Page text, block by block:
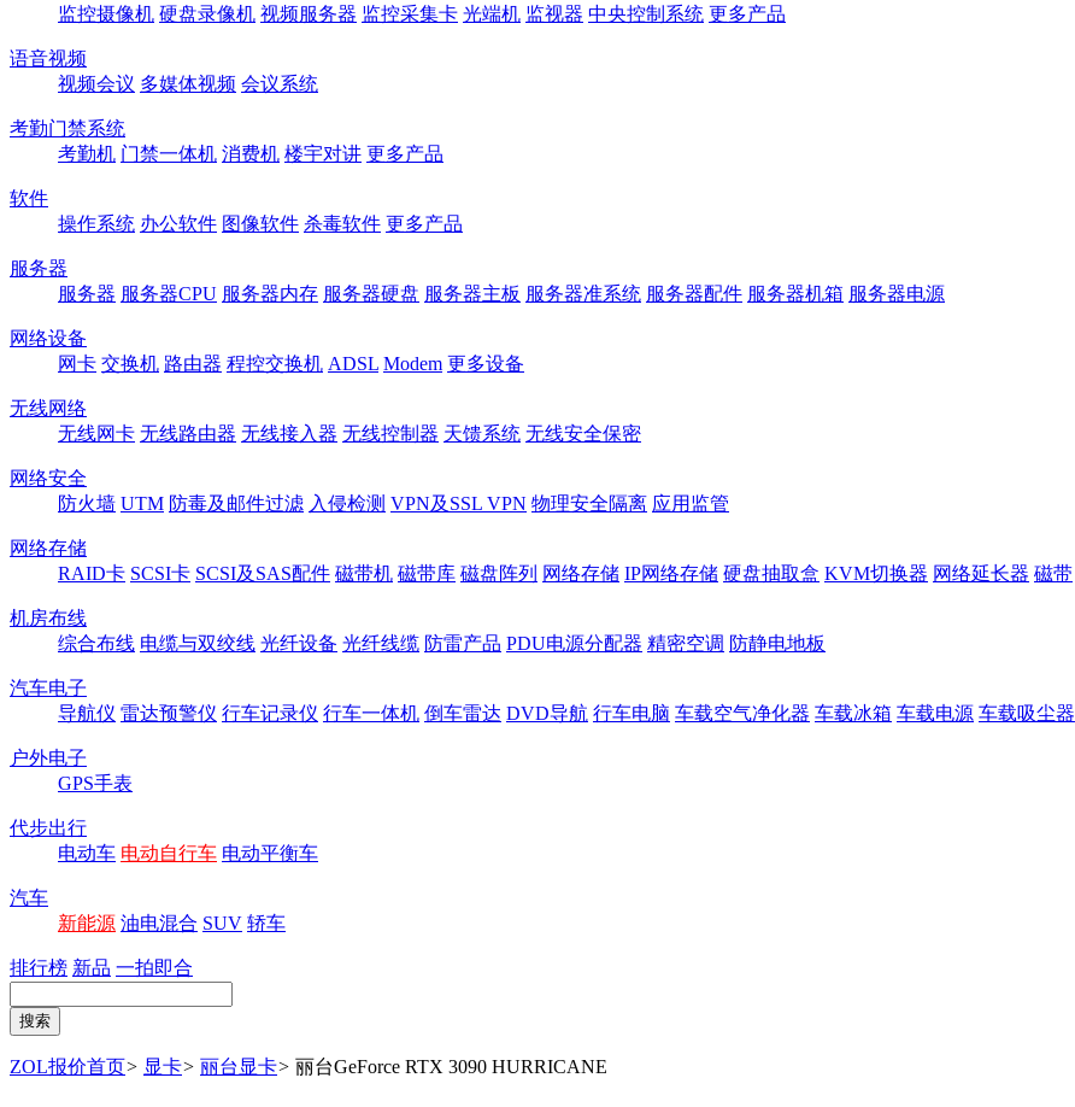
监控摄像机 硬盘录像机 视频服务器 监控采集卡 光端机 监视器 中央控制系统 更多产品
语音视频
视频会议 多媒体视频 会议系统
考勤门禁系统
考勤机 门禁一体机 消费机 楼宇对讲 更多产品
软件
操作系统 办公软件 图像软件 杀毒软件 更多产品
服务器
服务器 服务器CPU 服务器内存 服务器硬盘 服务器主板 服务器准系统 服务器配件 服务器机箱 服务器电源
网络设备
网卡 交换机 路由器 程控交换机 ADSL Modem 更多设备
无线网络
无线网卡 无线路由器 无线接入器 无线控制器 天馈系统 无线安全保密
网络安全
防火墙 UTM 防毒及邮件过滤 入侵检测 VPN及SSL VPN 物理安全隔离 应用监管
网络存储
RAID卡 SCSI卡 SCSI及SAS配件 磁带机 磁带库 磁盘阵列 网络存储 IP网络存储 硬盘抽取盒 KVM切换器 网络延长器 磁带
机房布线
综合布线 电缆与双绞线 光纤设备 光纤线缆 防雷产品 PDU电源分配器 精密空调 防静电地板
汽车电子
导航仪 雷达预警仪 行车记录仪 行车一体机 倒车雷达 DVD导航 行车电脑 车载空气净化器 车载冰箱 车载电源 车载吸尘器
户外电子
GPS手表
代步出行
电动车 电动自行车 电动平衡车
汽车
新能源 油电混合 SUV 轿车
排行榜 新品 一拍即合
ZOL报价首页> 显卡> 丽台显卡> 丽台GeForce RTX 3090 HURRICANE